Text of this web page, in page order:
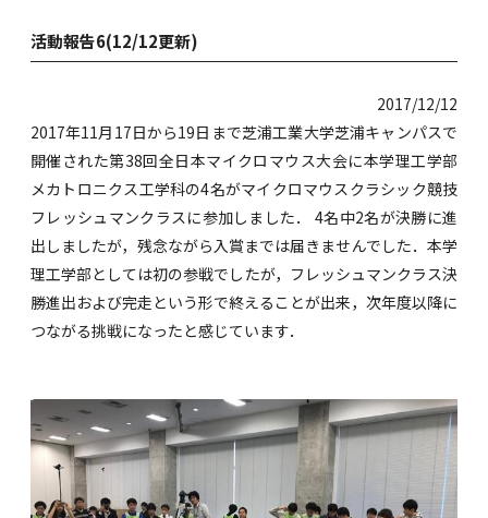
活動報告6(12/12更新)
2017/12/12
2017年11月17日から19日まで芝浦工業大学芝浦キャンパスで
開催された第38回全日本マイクロマウス大会に本学理工学部
メカトロニクス工学科の4名がマイクロマウスクラシック競技
フレッシュマンクラスに参加しました． 4名中2名が決勝に進
出しましたが，残念ながら入賞までは届きませんでした．本学
理工学部としては初の参戦でしたが，フレッシュマンクラス決
勝進出および完走という形で終えることが出来，次年度以降に
つながる挑戦になったと感じています．